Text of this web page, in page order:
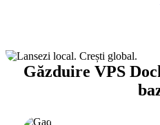
Găzduire VPS